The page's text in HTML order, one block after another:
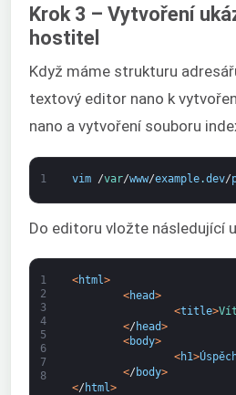
Krok 3 – Vytvoření
hostitel
Když máme strukturu
textový editor nano k
nano a vytvoření souboru
1 vim /var/www/example.dev/
Do editoru vložte následující
1
2
3
4
5
6
7
8
<html>
<head>
<title>
</ head>
<body>
<h1>
</ body>
</ html >